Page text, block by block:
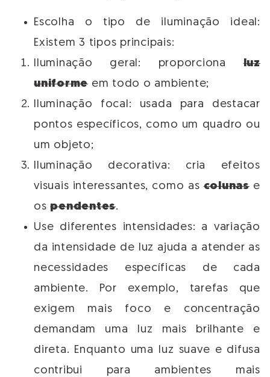
Escolha o tipo de iluminação ideal:
Existem 3 tipos principais:
Iluminação geral: proporcionaluz
uniforme em todo o ambiente;
Iluminação focal: usada para destacar
pontos específicos, como um quadro ou
um objeto;
Iluminação decorativa: cria efeitos
visuais interessantes, como ascolunase
ospendentes.
Use diferentes intensidades: a variação
da intensidade de luz ajuda a atender as
necessidades específicas de cada
ambiente. Por exemplo, tarefas que
exigem mais foco e concentração
demandam uma luz mais brilhante e
direta. Enquanto uma luz suave e difusa
contribui para ambientes mais